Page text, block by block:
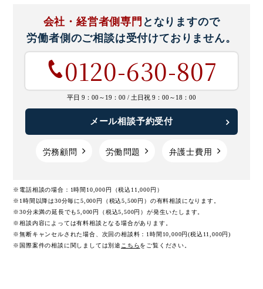
会社・経営者側専門 となりますので
労働者側のご相談は受付けておりません。
0120-630-807
平日 9：00～19：00 / 土日祝 9：00～18：00
メール相談予約受付
労務顧問 労働問題 弁護士費用
※電話相談の場合：1時間10,000円（税込11,000円）
※1時間以降は30分毎に5,000円（税込5,500円）の有料相談になります。
※30分未満の延長でも5,000円（税込5,500円）が発生いたします。
※相談内容によっては有料相談となる場合があります。
※無断キャンセルされた場合、次回の相談料：1時間10,000円(税込11,000円)
※国際案件の相談に関しましては別途 こちらをご覧ください。